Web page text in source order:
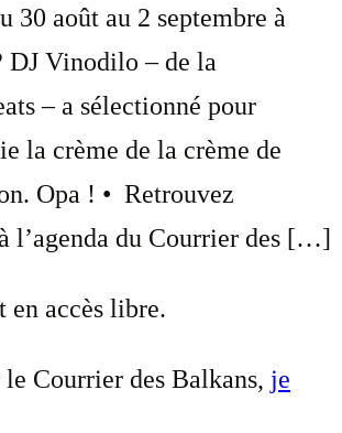
30 août au 2 septembre à
DJ Vinodilo – de la
– a sélectionné pour
la crème de la crème de
Opa ! • Retrouvez
l’agenda du Courrier des […]
en accès libre.
Courrier des Balkans, je